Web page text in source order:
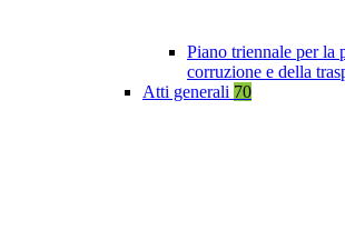
Piano triennale per la
corruzione e della
Atti generali 70